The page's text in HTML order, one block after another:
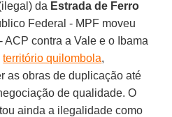
da Estrada de Ferro
Federal - MPF moveu
contra a Vale e o Ibama
território quilombola,
as obras de duplicação até
de qualidade. O
ainda a ilegalidade como